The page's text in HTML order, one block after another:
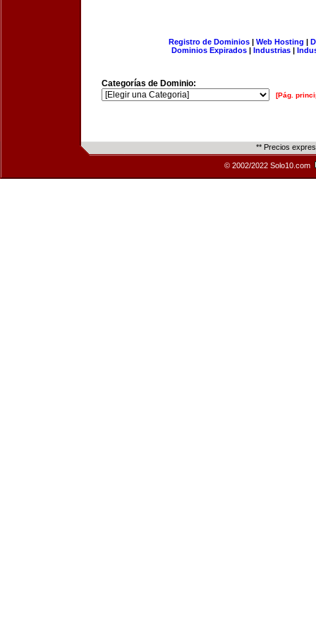
Registro de Dominios| Web Hosting |
Dominios Expirados | Industrias |
Categorías de Dominio:
[Pág.
** Precios
© 2002/2022 Solo10.com